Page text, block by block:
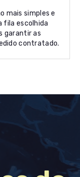
mais simples e
fila escolhida
garantir as
contratado.